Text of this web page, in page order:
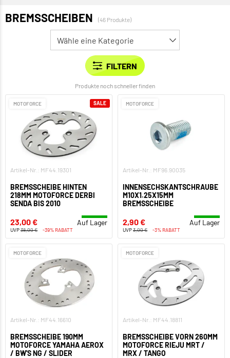
BREMSSCHEIBEN (46 Produkte)
Produkte noch schneller finden
MOTOFORCE
Artikel-Nr.: MF44.19301
BREMSSCHEIBE HINTEN
218MM MOTOFORCE DERBI
SENDA BIS 2010
23,00 € Auf Lager
UVP38,00 € -39% RABATT
SALE MOTOFORCE
Artikel-Nr.: MF96.90035
INNENSECHSKANTSCHRAUBE
M10X1.25X15MM
BREMSSCHEIBE
2,90 € Auf Lager
UVP3,00 € -3% RABATT
MOTOFORCE
Artikel-Nr.: MF44.16610
BREMSSCHEIBE 190MM
MOTOFORCE YAMAHA AEROX
/ BW'S NG / SLIDER
MOTOFORCE
Artikel-Nr.: MF44.18811
BREMSSCHEIBE VORN 260MM
MOTOFORCE RIEJU MRT /
MRX / TANGO